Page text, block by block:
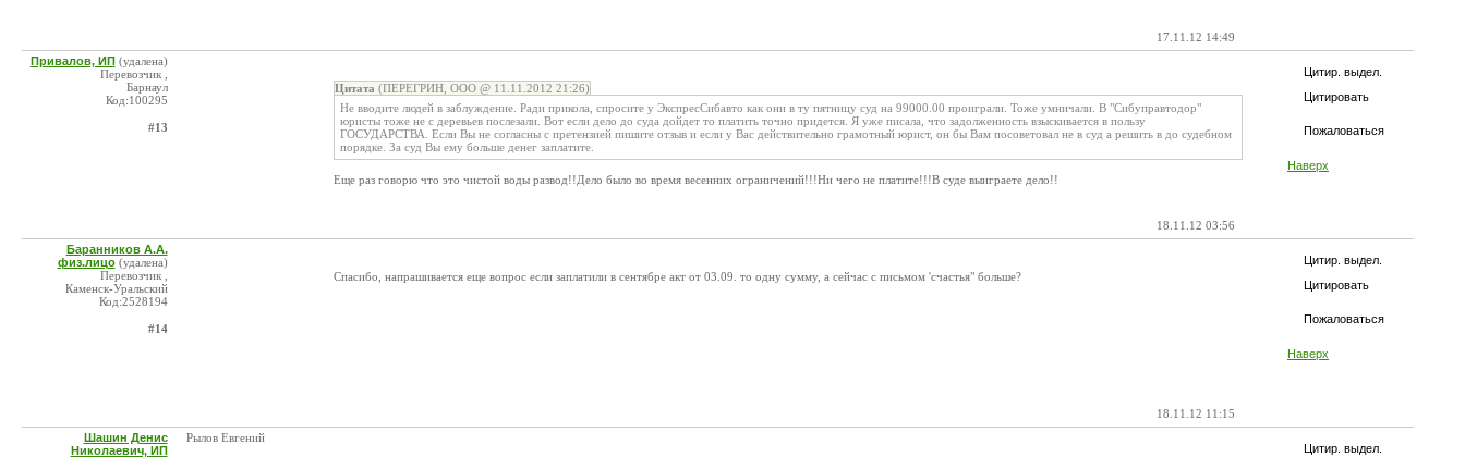
17.11.12 14:49
Цитир. выдел.
Цитировать
Пожаловаться
Наверх
Привалов, ИП (удалена)
Перевозчик ,
Барнаул
Код:100295
#13
Цитата (ПЕРЕГРИН, ООО @ 11.11.2012 21:26)
Не вводите людей в заблуждение. Ради прикола, спросите у ЭкспресСибавто как они в ту пятницу суд на 99000.00 проиграли. Тоже умничали. В "Сибуправтодор"
юристы тоже не с деревьев послезали. Вот если дело до суда дойдет то платить точно придется. Я уже писала, что задолженность взыскивается в пользу
ГОСУДАРСТВА. Если Вы не согласны с претензией пишите отзыв и если у Вас действительно грамотный юрист, он бы Вам посоветовал не в суд а решить в до судебном
порядке. За суд Вы ему больше денег заплатите.
Еще раз говорю что это чистой воды развод!!Дело было во время весенних ограничений!!!Ни чего не платите!!!В суде выиграете дело!!
18.11.12 03:56
Цитир. выдел.
Цитировать
Пожаловаться
Наверх
Баранников А.А.
физ.лицо (удалена)
Перевозчик ,
Каменск-Уральский
Код:2528194
#14
Спасибо, напрашивается еще вопрос если заплатили в сентябре акт от 03.09. то одну сумму, а сейчас с письмом 'счастья" больше?
18.11.12 11:15
Цитир. выдел.
Шашин Денис
Николаевич, ИП
Рылов Евгений